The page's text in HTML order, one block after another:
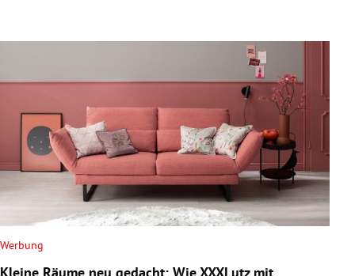
Untermenü
Werbung
Kleine Räume neu gedacht: Wie XXXLutz mit